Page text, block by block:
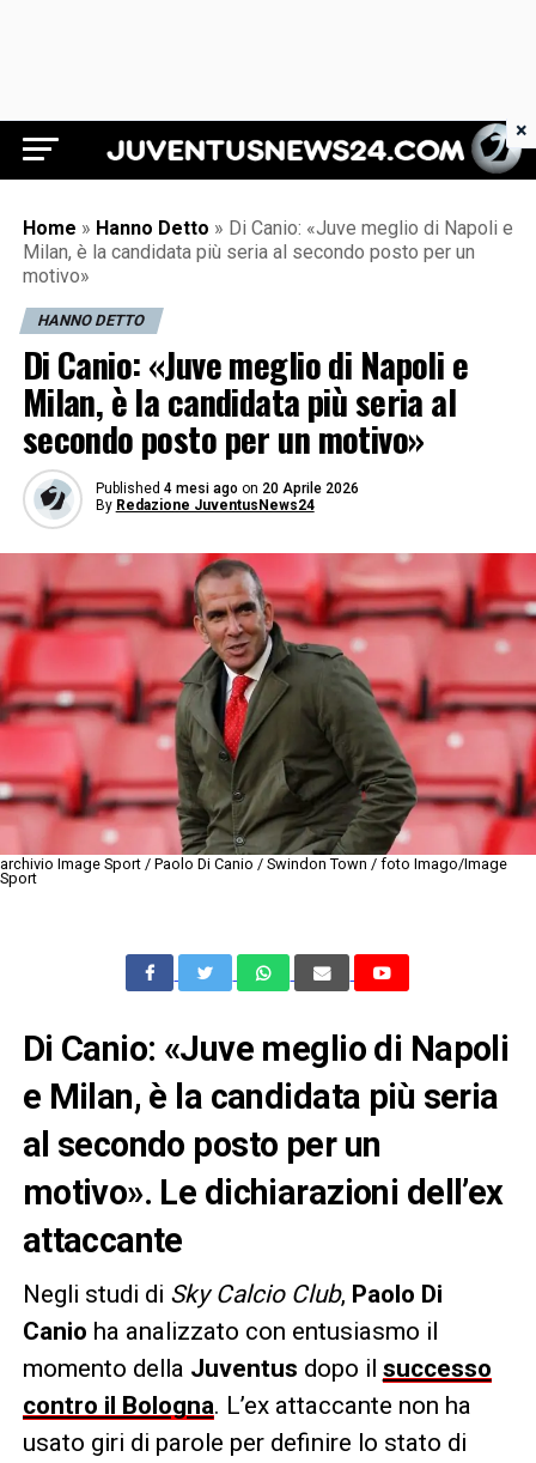
Juventus News 24
Home » Hanno Detto » Di Canio: «Juve meglio di Napoli e
Milan, è la candidata più seria al secondo posto per un
motivo»
HANNO DETTO
Di Canio: «Juve meglio di Napoli e
Milan, è la candidata più seria al
secondo posto per un motivo»
Published 4 mesi ago on 20 Aprile 2026
By Redazione JuventusNews24
archivio Image Sport / Paolo Di Canio / Swindon Town / foto Imago/Image
Sport
Di Canio: «Juve meglio di Napoli
e Milan, è la candidata più seria
al secondo posto per un
motivo». Le dichiarazioni dell’ex
attaccante
Negli studi di Sky Calcio Club, Paolo Di
Canio ha analizzato con entusiasmo il
momento della Juventus dopo il successo
contro il Bologna. L’ex attaccante non ha
usato giri di parole per definire lo stato di
×